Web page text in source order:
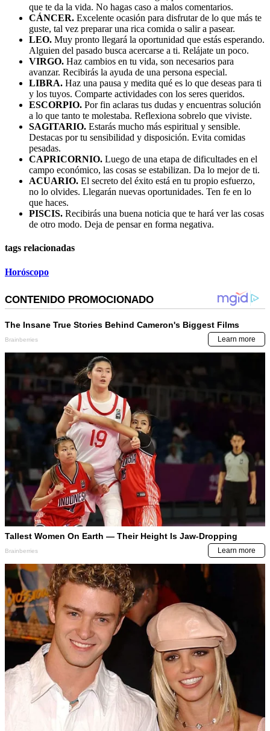
que te da la vida. No hagas caso a malos comentarios.
CÁNCER. Excelente ocasión para disfrutar de lo que más te
guste, tal vez preparar una rica comida o salir a pasear.
LEO. Muy pronto llegará la oportunidad que estás esperando.
Alguien del pasado busca acercarse a ti. Relájate un poco.
VIRGO. Haz cambios en tu vida, son necesarios para
avanzar. Recibirás la ayuda de una persona especial.
LIBRA. Haz una pausa y medita qué es lo que deseas para ti
y los tuyos. Comparte actividades con los seres queridos.
ESCORPIO. Por fin aclaras tus dudas y encuentras solución
a lo que tanto te molestaba. Reflexiona sobrelo que viviste.
SAGITARIO. Estarás mucho más espiritual y sensible.
Destacas por tu sensibilidad y disposición. Evita comidas
pesadas.
CAPRICORNIO. Luego de una etapa de dificultades en el
campo económico, las cosas se estabilizan. Da lo mejor de ti.
ACUARIO. El secreto del éxito está en tu propio esfuerzo,
no lo olvides. Llegarán nuevas oportunidades. Ten fe en lo
que haces.
PISCIS. Recibirás una buena noticia que te hará ver las cosas
de otro modo. Deja de pensar en forma negativa.
tags relacionadas
Horóscopo